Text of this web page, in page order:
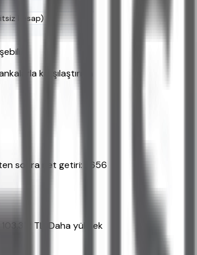
hesap)
karşılaştırma
sonra net getiri: 1.656
TL. Daha yüksek